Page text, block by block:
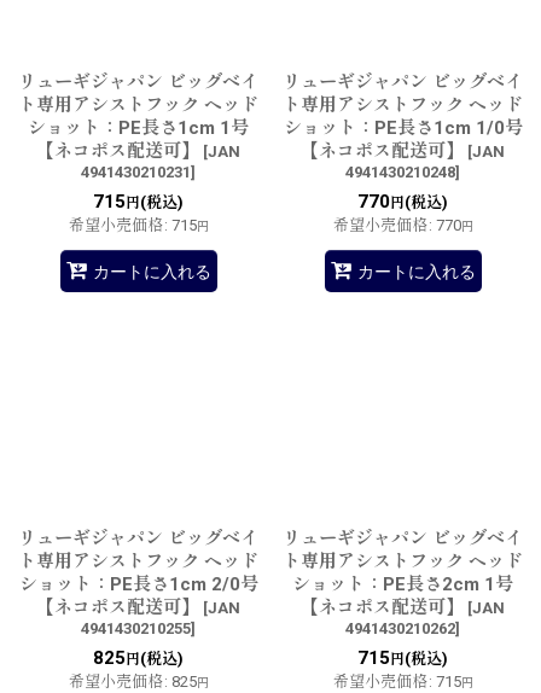
リューギジャパン ビッグベイ
ト専用アシストフック ヘッド
ショット：PE長さ1cm 1号
【ネコポス配送可】
[JAN
4941430210231]
715 円(税込)
希望小売価格: 715円
カートに入れる
リューギジャパン ビッグベイ
ト専用アシストフック ヘッド
ショット：PE長さ1cm 1/0号
【ネコポス配送可】
[JAN
4941430210248]
770 円(税込)
希望小売価格: 770円
カートに入れる
リューギジャパン ビッグベイ
ト専用アシストフック ヘッド
ショット：PE長さ1cm 2/0号
【ネコポス配送可】
[JAN
4941430210255]
825 円(税込)
希望小売価格: 825円
リューギジャパン ビッグベイ
ト専用アシストフック ヘッド
ショット：PE長さ2cm 1号
【ネコポス配送可】
[JAN
4941430210262]
715 円(税込)
希望小売価格: 715円